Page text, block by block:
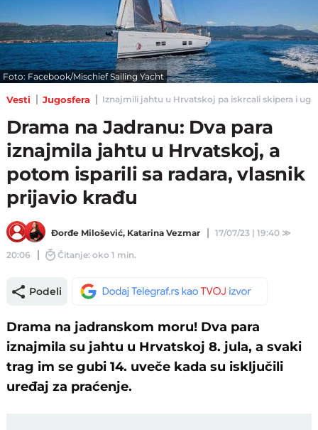
Foto: Facebook/Mischief Sailing Yacht
Vesti Jugosfera Iznajmili jahtu u Hrvatskoj pa iskrcali skipera i
Drama na Jadranu: Dva para
iznajmila jahtu u Hrvatskoj, a
potom isparili sa radara, vlasnik
prijavio krađu
Đorđe Milošević, Katarina Vezmar 17/07/23 | 19:40 ≫
20:06 Čitanje: oko 1 min.
Podeli
Drama na jadranskom moru! Dva para
iznajmila su jahtu u Hrvatskoj 8. jula, a svaki
trag im se gubi 14. uveče kada su isključili
uređaj za praćenje.